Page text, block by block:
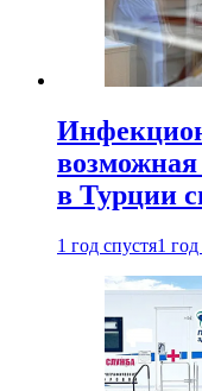
в Турции
1 год спустя1